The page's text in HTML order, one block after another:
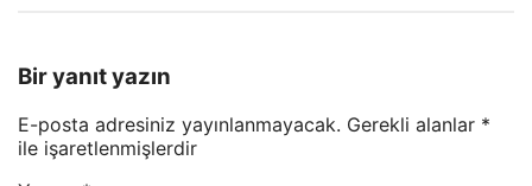
Bir yanıt yazın
E-posta adresiniz yayınlanmayacak. Gerekli alanlar *
ile işaretlenmişlerdir